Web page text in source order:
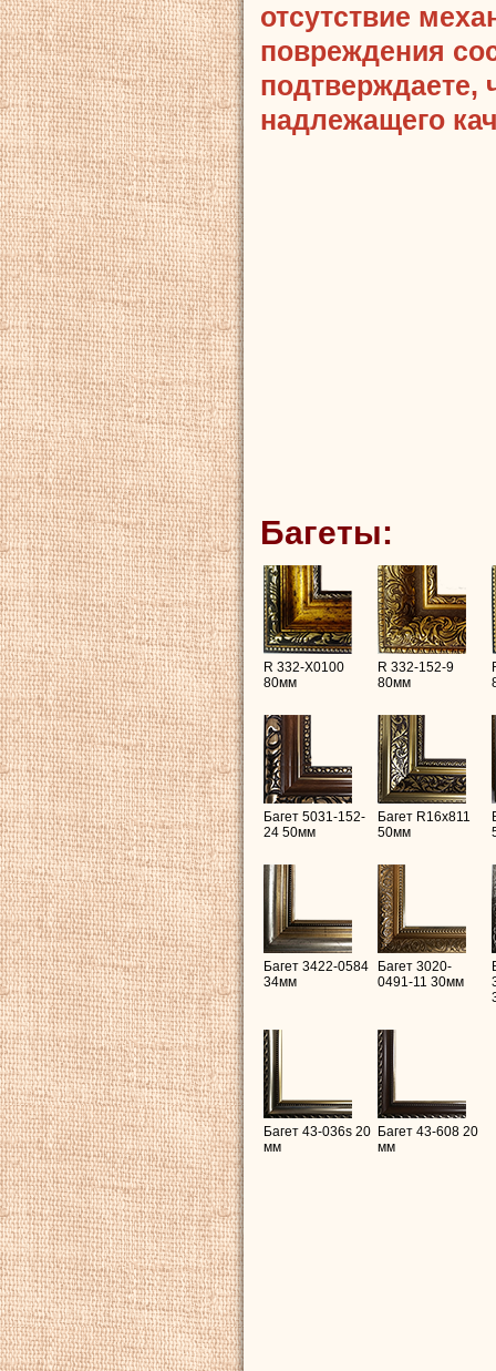
отсутствие
повреждения
подтверждаете,
надлежащего
Багеты:
R 332-X0100
80мм
R 332-152-9
80мм
Багет 5031-152-
24 50мм
Багет R16х811
50мм
Багет 3422-0584
34мм
Багет 3020-
0491-11 30мм
Багет 43-036s 20
мм
Багет 43-608 20
мм